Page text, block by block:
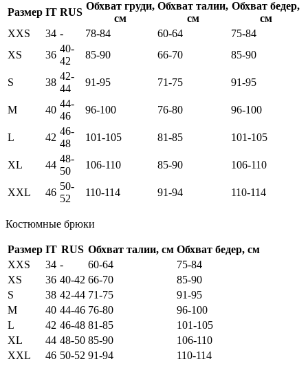
Размер IT RUS
Обхват груди,
см
Обхват талии,
см
Обхват бедер,
см
XXS
34 - 78-84 60-64
75-84
XS
36
40-
42
85-90 66-70 85-90
S 38
42-
44
91-95 71-75 91-95
M 40
44-
46
96-100 76-80 96-100
L 42
46-
48
101-105 81-85 101-105
XL 44
48-
50
106-110 85-90 106-110
XXL 46
50-
52
110-114 91-94 110-114
Костюмные брюки
Размер IT RUS Обхват талии, см Обхват бедер, см
XXS
34 - 60-64
75-84
XS
36 40-42 66-70
85-90
S
38 42-44 71-75
91-95
M
40 44-46 76-80
96-100
L
42 46-48 81-85
101-105
XL
44 48-50 85-90
106-110
XXL
46 50-52 91-94 110-114